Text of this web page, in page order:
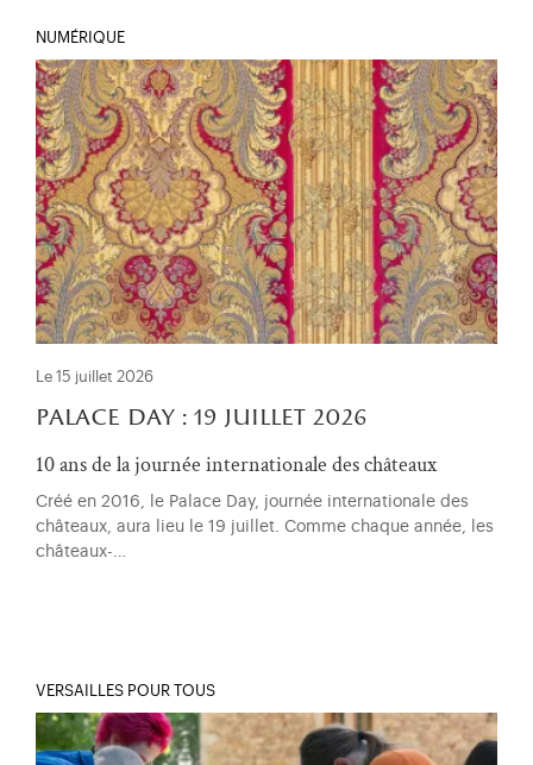
NUMÉRIQUE
Le 15 juillet 2026
palace day : 19 juillet 2026
10 ans de la journée internationale des châteaux
Créé en 2016, le Palace Day, journée internationale des
châteaux, aura lieu le 19 juillet. Comme chaque année, les
châteaux-…
VERSAILLES POUR TOUS